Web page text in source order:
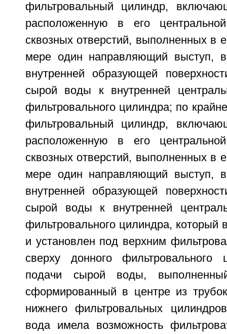
фильтровальный цилиндр,
расположенную в его
сквозных отверстий, выполненных в
мере один направляющий выступ,
внутренней образующей
сырой воды к внутренней
фильтровального цилиндра; по
фильтровальный цилиндр,
расположенную в его
сквозных отверстий, выполненных в
мере один направляющий выступ,
внутренней образующей
сырой воды к внутренней
фильтровального цилиндра, который
и установлен под верхним
сверху донного
подачи сырой воды,
сформированный в центре из
нижнего фильтровальных
вода имела возможность